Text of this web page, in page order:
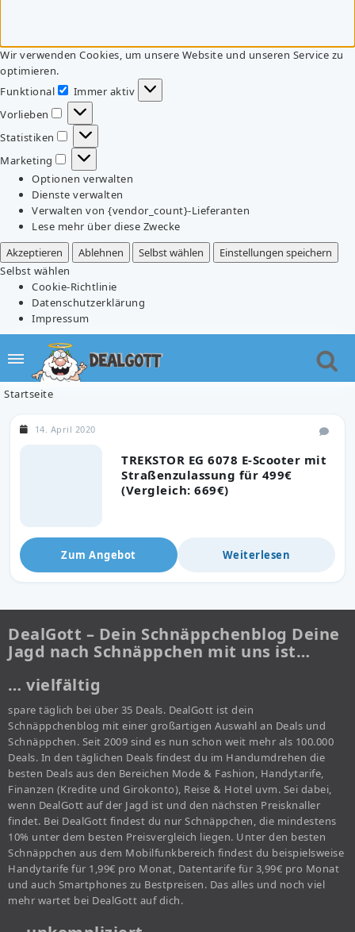
Wir verwenden Cookies, um unsere Website und unseren Service zu
optimieren.
Funktional
Funktional
Immer aktiv
Vorlieben
Vorlieben
Statistiken
Statistiken
Marketing
Marketing
Optionen verwalten
Dienste verwalten
Verwalten von {vendor_count}-Lieferanten
Lese mehr über diese Zwecke
Akzeptieren
Ablehnen Selbst wählen
Einstellungen speichern
Selbst wählen
Cookie-Richtlinie
Datenschutzerklärung
Impressum
Startseite
TREKSTOR EG 6078 E-Scooter mit
Straßenzulassung für 499€
(Vergleich: 669€)
14. April 2020
Zum Angebot Weiterlesen
DealGott – Dein Schnäppchenblog Deine
Jagd nach Schnäppchen mit uns ist…
… vielfältig
spare täglich bei über 35 Deals. DealGott ist dein
Schnäppchenblog mit einer großartigen Auswahl an Deals und
Schnäppchen. Seit 2009 sind es nun schon weit mehr als 100.000
Deals. In den täglichen Deals findest du im Handumdrehen die
besten Deals aus den Bereichen Mode & Fashion, Handytarife,
Finanzen (Kredite und Girokonto), Reise & Hotel uvm. Sei dabei,
wenn DealGott auf der Jagd ist und den nächsten Preisknaller
findet. Bei DealGott findest du nur Schnäppchen, die mindestens
10% unter dem besten Preisvergleich liegen. Unter den besten
Schnäppchen aus dem Mobilfunkbereich findest du beispielsweise
Handytarife für 1,99€ pro Monat, Datentarife für 3,99€ pro Monat
und auch Smartphones zu Bestpreisen. Das alles und noch viel
mehr wartet bei DealGott auf dich.